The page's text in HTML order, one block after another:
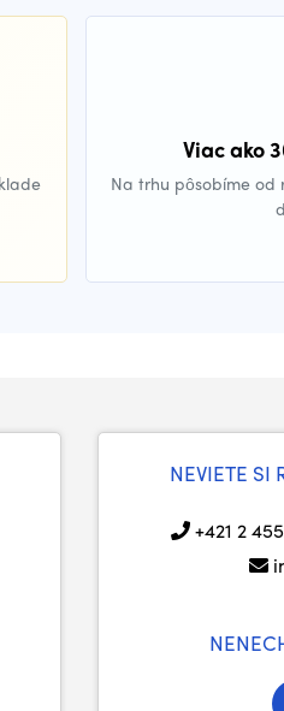
Viac ako
Na trhu pôsobíme od
NEVIETE SI
+421 2